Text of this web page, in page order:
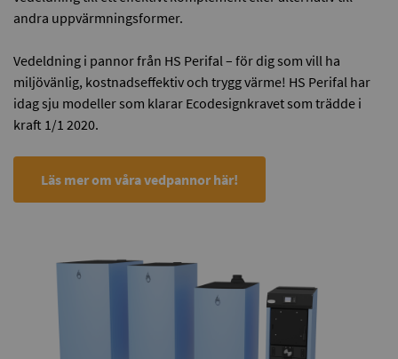
andra uppvärmningsformer.
Vedeldning i pannor från HS Perifal – för dig som vill ha
miljövänlig, kostnadseffektiv och trygg värme! HS Perifal har
idag sju modeller som klarar Ecodesignkravet som trädde i
kraft 1/1 2020.
Läs mer om våra vedpannor här!